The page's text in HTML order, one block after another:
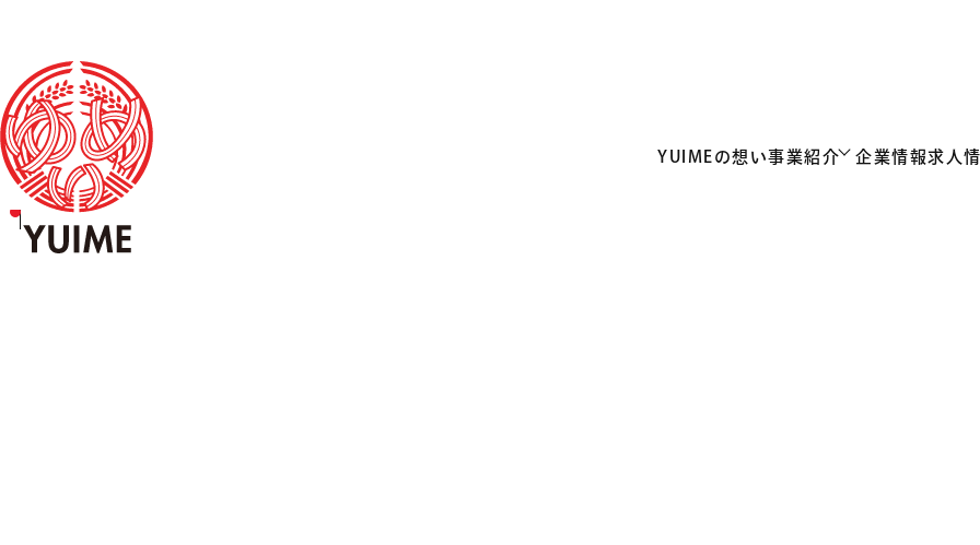
YUIMEの想い事業紹介 企業情報求人
いのち
いち
人材をお探しの事業者様
人材募集をご希望の事業者様
SCROLL DOWN